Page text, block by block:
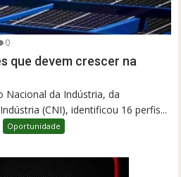
0
que devem crescer na
da Indústria, da
(CNI), identificou 16 perfis...
Oportunidade